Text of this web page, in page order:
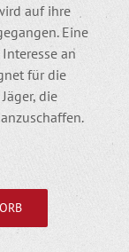
auf ihre
Eine
an
für die
die